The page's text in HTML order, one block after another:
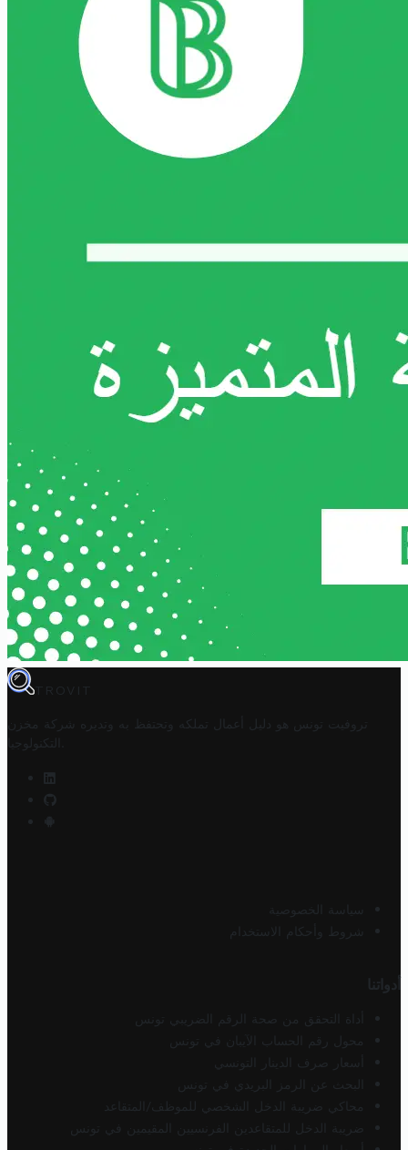
TROVIT
تروفيت تونس هو دليل أعمال تملكه وتحتفظ به وتديره
شركة مخزن
التكنولوجيا
سياسة الخصوصية
شروط وأحكام الاستخدام
أدواتنا
أداة التحقق من صحة الرقم الضريبي تونس
محول رقم الحساب الآيبان في تونس
أسعار صرف الدينار التونسي
البحث عن الرمز البريدي في تونس
محاكي ضريبة الدخل الشخصي للموظف/المتقاعد
ضريبة الدخل للمتقاعدين الفرنسيين المقيمين في تونس